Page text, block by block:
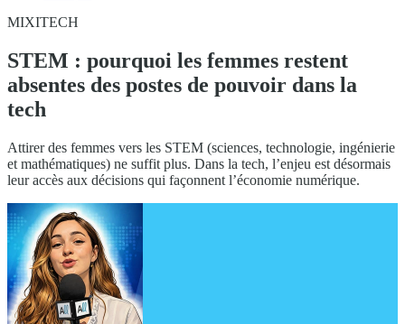
MIXITECH
STEM : pourquoi les femmes restent
absentes des postes de pouvoir dans la
tech
Attirer des femmes vers les STEM (sciences, technologie, ingénierie
et mathématiques) ne suffit plus. Dans la tech, l’enjeu est désormais
leur accès aux décisions qui façonnent l’économie numérique.